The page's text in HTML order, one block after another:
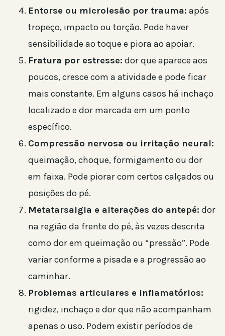
Entorse ou microlesão por trauma: após
tropeço, impacto ou torção. Pode haver
sensibilidade ao toque e piora ao apoiar.
Fratura por estresse: dor que aparece aos
poucos, cresce com a atividade e pode ficar
mais constante. Em alguns casos há inchaço
localizado e dor marcada em um ponto
específico.
Compressão nervosa ou irritação neural:
queimação, choque, formigamento ou dor
em faixa. Pode piorar com certos calçados ou
posições do pé.
Metatarsalgia e alterações do antepé: dor
na região da frente do pé, às vezes descrita
como dor em queimação ou “pressão”. Pode
variar conforme a pisada e a progressão ao
caminhar.
Problemas articulares e inflamatórios:
rigidez, inchaço e dor que não acompanham
apenas o uso. Podem existir períodos de